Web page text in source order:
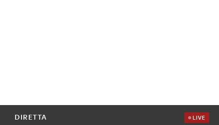
DIRETTA LIVE